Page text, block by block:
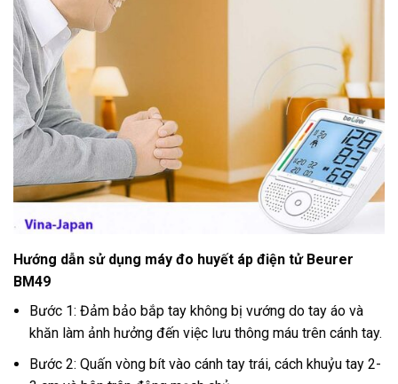
Hướng dẫn sử dụng máy đo huyết áp điện tử Beurer
BM49
Bước 1: Đảm bảo bắp tay không bị vướng do tay áo và
khăn làm ảnh hưởng đến việc lưu thông máu trên cánh tay.
Bước 2: Quấn vòng bít vào cánh tay trái, cách khuỷu tay 2-